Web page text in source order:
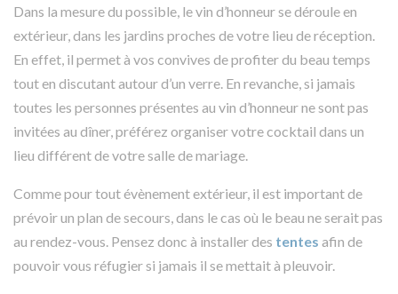
Dans la mesure du possible, le vin d’honneur se déroule en
extérieur, dans les jardins proches de votre lieu de réception.
En effet, il permet à vos convives de profiter du beau temps
tout en discutant autour d’un verre. En revanche, si jamais
toutes les personnes présentes au vin d’honneur ne sont pas
invitées au dîner, préférez organiser votre cocktail dans un
lieu différent de votre salle de mariage.
Comme pour tout évènement extérieur, il est important de
prévoir un plan de secours, dans le cas où le beau ne serait pas
au rendez-vous. Pensez donc à installer des tentes afin de
pouvoir vous réfugier si jamais il se mettait à pleuvoir.